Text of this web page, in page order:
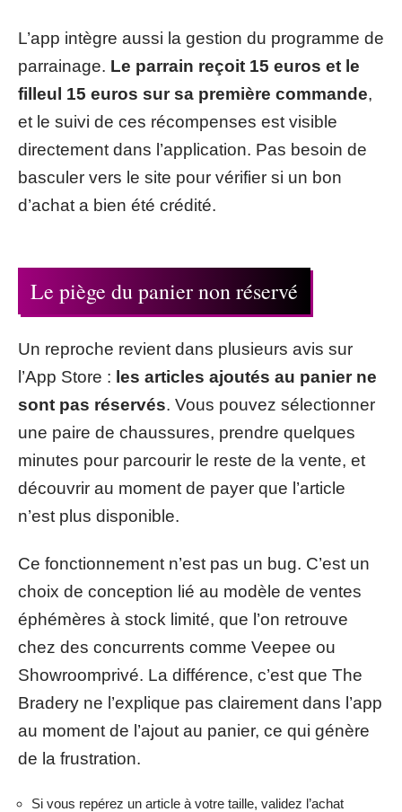
L’app intègre aussi la gestion du programme de
parrainage. Le parrain reçoit 15 euros et le
filleul 15 euros sur sa première commande,
et le suivi de ces récompenses est visible
directement dans l’application. Pas besoin de
basculer vers le site pour vérifier si un bon
d’achat a bien été crédité.
Le piège du panier non réservé
Un reproche revient dans plusieurs avis sur
l’App Store : les articles ajoutés au panier ne
sont pas réservés. Vous pouvez sélectionner
une paire de chaussures, prendre quelques
minutes pour parcourir le reste de la vente, et
découvrir au moment de payer que l’article
n’est plus disponible.
Ce fonctionnement n’est pas un bug. C’est un
choix de conception lié au modèle de ventes
éphémères à stock limité, que l’on retrouve
chez des concurrents comme Veepee ou
Showroomprivé. La différence, c’est que The
Bradery ne l’explique pas clairement dans l’app
au moment de l’ajout au panier, ce qui génère
de la frustration.
Si vous repérez un article à votre taille, validez l’achat